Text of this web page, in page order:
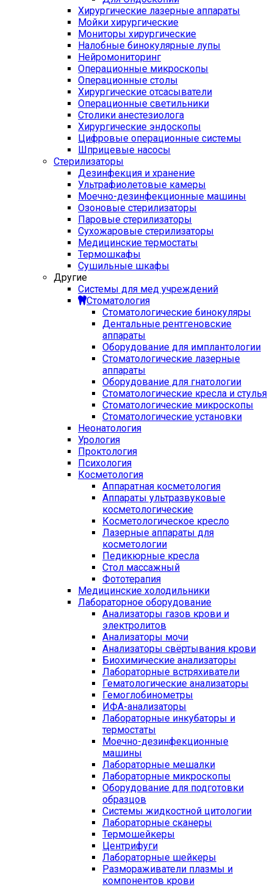
Хирургические лазерные аппараты
Мойки хирургические
Мониторы хирургические
Налобные бинокулярные лупы
Нейромониторинг
Операционные микроскопы
Операционные столы
Хирургические отсасыватели
Операционные светильники
Столики анестезиолога
Хирургические эндоскопы
Цифровые операционные системы
Шприцевые насосы
Стерилизаторы
Дезинфекция и хранение
Ультрафиолетовые камеры
Моечно-дезинфекционные машины
Озоновые стерилизаторы
Паровые стерилизаторы
Сухожаровые стерилизаторы
Медицинские термостаты
Термошкафы
Сушильные шкафы
Другие
Системы для мед учреждений
Стоматология
Стоматологические бинокуляры
Дентальные рентгеновские
аппараты
Оборудование для имплантологии
Стоматологические лазерные
аппараты
Оборудование для гнатологии
Стоматологические кресла и стулья
Стоматологические микроскопы
Стоматологические установки
Неонатология
Урология
Проктология
Психология
Косметология
Аппаратная косметология
Аппараты ультразвуковые
косметологические
Косметологическое кресло
Лазерные аппараты для
косметологии
Педикюрные кресла
Стол массажный
Фототерапия
Медицинские холодильники
Лабораторное оборудование
Анализаторы газов крови и
электролитов
Анализаторы мочи
Анализаторы свёртывания крови
Биохимические анализаторы
Лабораторные встряхиватели
Гематологические анализаторы
Гемоглобинометры
ИФА-анализаторы
Лабораторные инкубаторы и
термостаты
Моечно-дезинфекционные
машины
Лабораторные мешалки
Лабораторные микроскопы
Оборудование для подготовки
образцов
Системы жидкостной цитологии
Лабораторные сканеры
Термошейкеры
Центрифуги
Лабораторные шейкеры
Размораживатели плазмы и
компонентов крови